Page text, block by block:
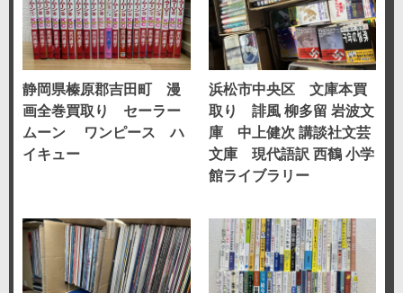
静岡県榛原郡吉田町 漫
画全巻買取り セーラー
ムーン ワンピース ハ
イキュー
浜松市中央区 文庫本買
取り 誹風 柳多留 岩波文
庫 中上健次 講談社文芸
文庫 現代語訳 西鶴 小学
館ライブラリー